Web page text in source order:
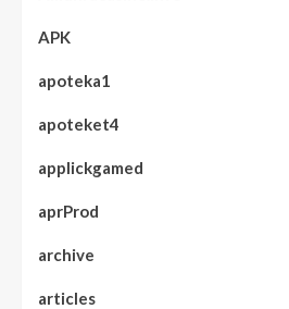
APK
apoteka1
apoteket4
applickgamed
aprProd
archive
articles